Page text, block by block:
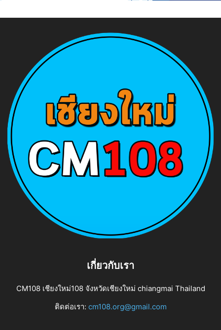
เกี่ยวกับเรา
CM108 เชียงใหม่108 จังหวัดเชียงใหม่ chiangmai Thailand
ติดต่อเรา: cm108.org@gmail.com